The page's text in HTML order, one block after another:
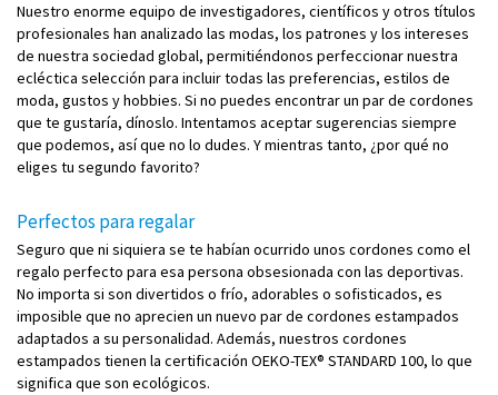
Nuestro enorme equipo de investigadores, científicos y otros títulos
profesionales han analizado las modas, los patrones y los intereses
de nuestra sociedad global, permitiéndonos perfeccionar nuestra
ecléctica selección para incluir todas las preferencias, estilos de
moda, gustos y hobbies. Si no puedes encontrar un par de cordones
que te gustaría, dínoslo. Intentamos aceptar sugerencias siempre
que podemos, así que no lo dudes. Y mientras tanto, ¿por qué no
eliges tu segundo favorito?
Perfectos para regalar
Seguro que ni siquiera se te habían ocurrido unos cordones como el
regalo perfecto para esa persona obsesionada con las deportivas.
No importa si son divertidos o frío, adorables o sofisticados, es
imposible que no aprecien un nuevo par de cordones estampados
adaptados a su personalidad. Además, nuestros cordones
estampados tienen la certificación OEKO-TEX® STANDARD 100, lo que
significa que son ecológicos.